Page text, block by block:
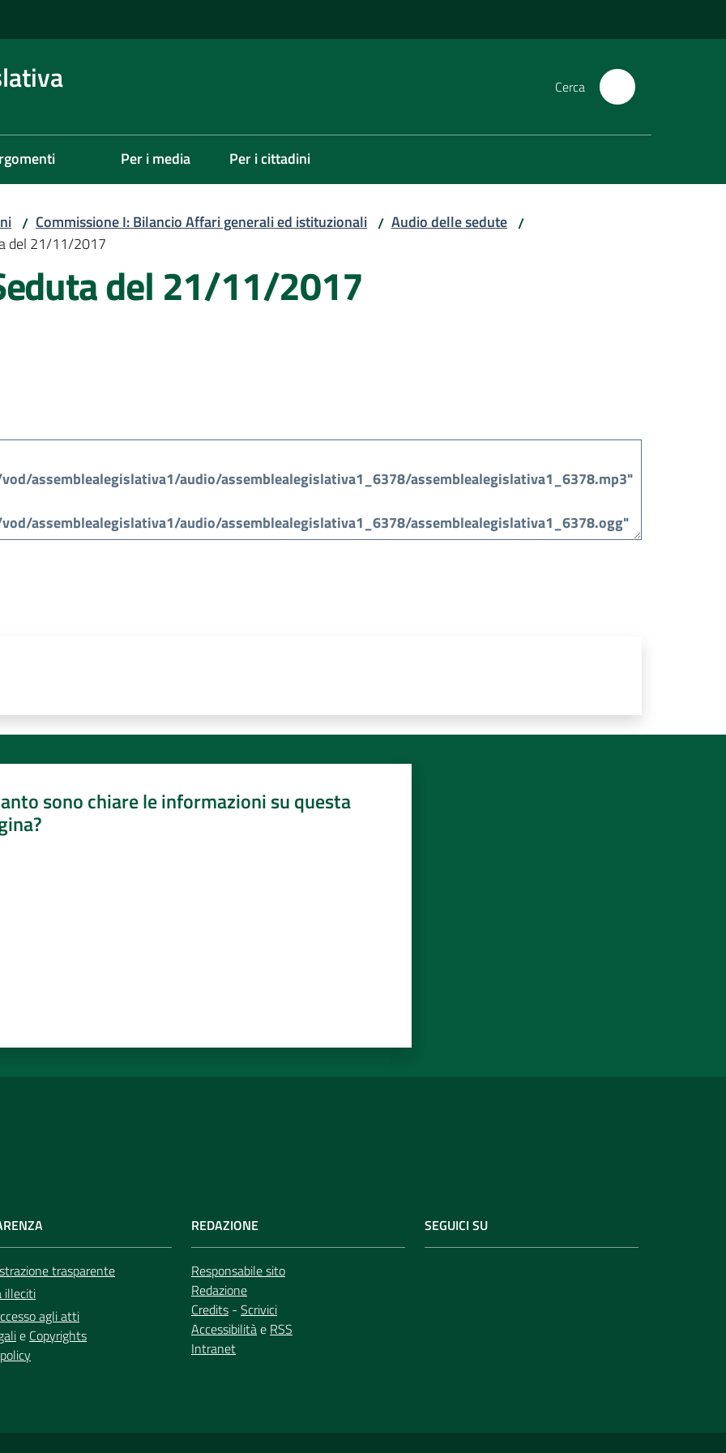
Cerca
Per i media Per i cittadini
/ Commissione I: Bilancio Affari generali ed istituzionali / Audio delle sedute /
del 21/11/2017
del 21/11/2017
sono chiare le informazioni su questa
trasparente
illeciti
agli atti
e Copyrights
REDAZIONE
Responsabile sito
Redazione
Credits - Scrivici
Accessibilitàe RSS
Intranet
SEGUICI SU